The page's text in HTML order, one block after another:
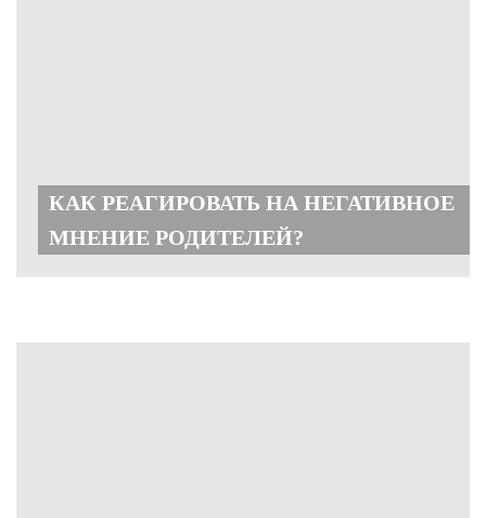
КАК РЕАГИРОВАТЬ НА НЕГАТИВНОЕ
МНЕНИЕ РОДИТЕЛЕЙ?